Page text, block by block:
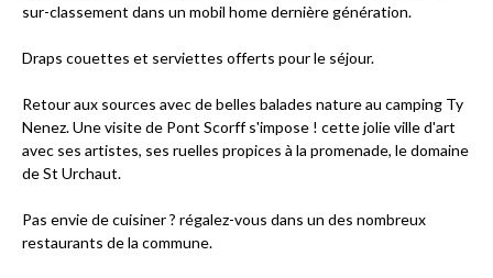
sur-classement dans un mobil home dernière génération.
Draps couettes et serviettes offerts pour le séjour.
Retour aux sources avec de belles balades nature au camping Ty
Nenez. Une visite de Pont Scorff s'impose ! cette jolie ville d'art
avec ses artistes, ses ruelles propices à la promenade, le domaine
de St Urchaut.
Pas envie de cuisiner ? régalez-vous dans un des nombreux
restaurants de la commune.